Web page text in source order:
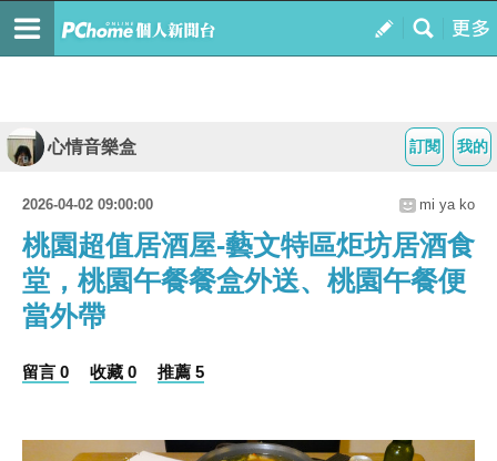
我的
訂閱
心情音樂盒
2026-04-02 09:00:00 mi ya ko
桃園超值居酒屋-藝文特區炬坊居酒食
堂，桃園午餐餐盒外送、桃園午餐便
當外帶
留言 0 收藏 0 推薦 5